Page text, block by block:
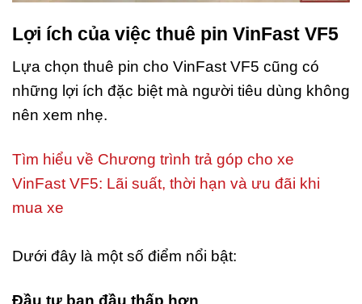
Lợi ích của việc thuê pin VinFast VF5
Lựa chọn thuê pin cho VinFast VF5 cũng có
những lợi ích đặc biệt mà người tiêu dùng không
nên xem nhẹ.
Tìm hiểu về Chương trình trả góp cho xe
VinFast VF5: Lãi suất, thời hạn và ưu đãi khi
mua xe
Dưới đây là một số điểm nổi bật:
Đầu tư ban đầu thấp hơn